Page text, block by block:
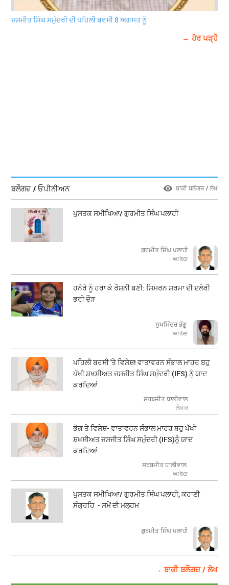
ਜਸਜੀਤ ਸਿੰਘ ਸਮੁੰਦਰੀ ਦੀ ਪਹਿਲੀ ਬਰਸੀ 8 ਅਗਸਤ ਨੂੰ
→ ਹੋਰ ਪੜ੍ਹੋ
ਬਲੌਗਜ਼ / ਓਪੀਨੀਅਨ ਬਾਕੀ ਬਲੌਗਜ਼ / ਲੇਖ
ਪੁਸਤਕ ਸਮੀਖਿਆ/ ਗੁਰਮੀਤ ਸਿੰਘ ਪਲਾਹੀ
ਗੁਰਮੀਤ ਸਿੰਘ ਪਲਾਹੀ
writer
ਹਨੇਰੇ ਨੂੰ ਹਰਾ ਕੇ ਰੌਸ਼ਨੀ ਬਣੀ: ਸਿਮਰਨ ਸ਼ਰਮਾ ਦੀ ਦਲੇਰੀ
ਭਰੀ ਦੌੜ
ਸੁਖਮਿੰਦਰ ਭੰਗੂ
writer
ਪਹਿਲੀ ਬਰਸੀ 'ਤੇ ਵਿਸ਼ੇਸ਼! ਵਾਤਾਵਰਨ ਸੰਭਾਲ ਮਾਹਰ ਬਹੁ
ਪੱਖੀ ਸ਼ਖਸੀਅਤ ਜਸਜੀਤ ਸਿੰਘ ਸਮੁੰਦਰੀ (IFS) ਨੂੰ ਯਾਦ
ਕਰਦਿਆਂ
ਸਰਬਜੀਤ ਧਾਲੀਵਾਲ
ਲੇਖਕ
ਭੋਗ ਤੇ ਵਿਸ਼ੇਸ਼- ਵਾਤਾਵਰਨ ਸੰਭਾਲ ਮਾਹਰ ਬਹੁ ਪੱਖੀ
ਸ਼ਖਸੀਅਤ ਜਸਜੀਤ ਸਿੰਘ ਸਮੁੰਦਰੀ (IFS)ਨੂੰ ਯਾਦ
ਕਰਦਿਆਂ
ਸਰਬਜੀਤ ਧਾਲੀਵਾਲ
writer
ਪੁਸਤਕ ਸਮੀਖਿਆ/ ਗੁਰਮੀਤ ਸਿੰਘ ਪਲਾਹੀ, ਕਹਾਣੀ
ਸੰਗ੍ਰਹਿ - ਸਮੇਂ ਦੀ ਮਲ੍ਹਮ
ਗੁਰਮੀਤ ਸਿੰਘ ਪਲਾਹੀ
→ ਬਾਕੀ ਬਲੌਗਜ਼ / ਲੇਖ